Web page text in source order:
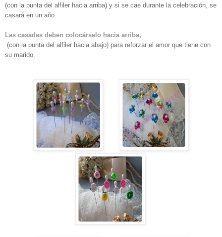
(con la punta del alfiler hacia arriba) y si se cae durante la celebración, se
casará en un año.
Las casadas deben colocárselo hacia arriba,
(con la punta del alfiler hacia abajo) para reforzar el amor que tiene con
su marido.